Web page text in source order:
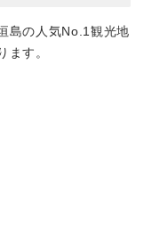
島の人気No.1観光地
ます。